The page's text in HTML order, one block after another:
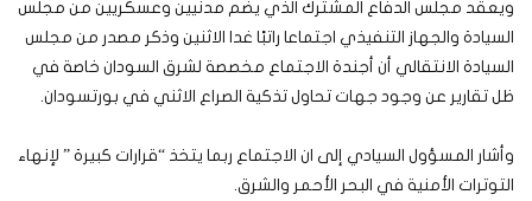
ويعقد مجلس الدفاع المشترك الذي يضم مدنيين وعسكريين من مجلس
السيادة والجهاز التنفيذي اجتماعا راتبًا غدا الاثنين وذكر مصدر من مجلس
السيادة الانتقالي أن أجندة الاجتماع مخصصة لشرق السودان خاصة في
ظل تقارير عن وجود جهات تحاول تذكية الصراع الاثني في بورتسودان.
وأشار المسؤول السيادي إلى ان الاجتماع ربما يتخذ “قرارات كبيرة ” لإنهاء
التوترات الأمنية في البحر الأحمر والشرق.